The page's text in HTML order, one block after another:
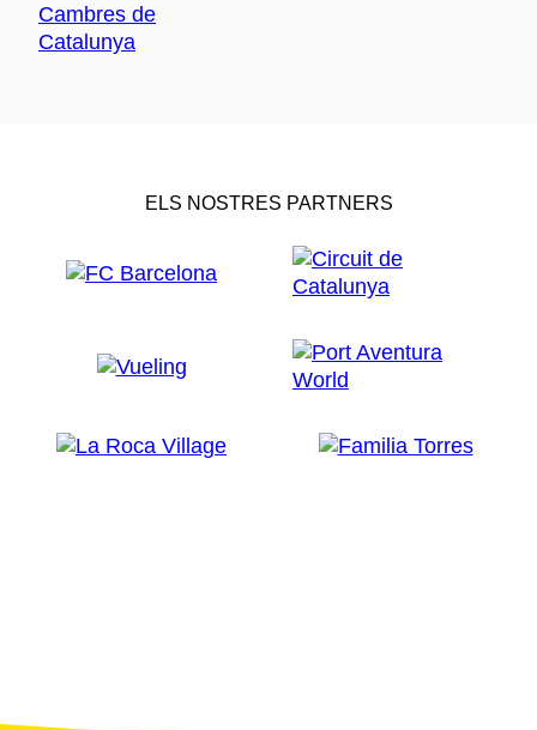
ELS NOSTRES PARTNERS